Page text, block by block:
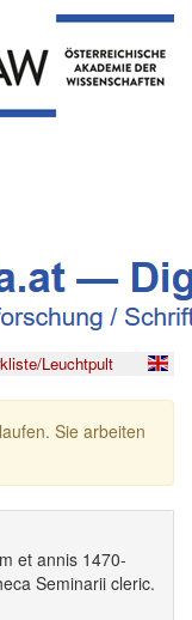
Leuchtpult
Sie arbeiten
et annis 1470-
Seminarii cleric.